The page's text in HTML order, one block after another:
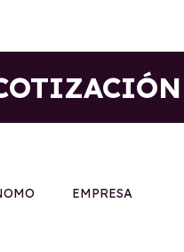
EMPRESA